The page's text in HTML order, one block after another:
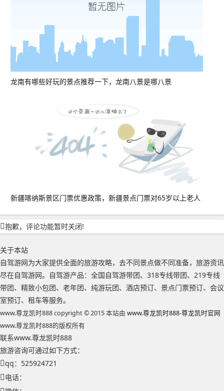
龙南有哪些好玩的景点推荐一下，龙南八景是哪八景
新疆喀纳斯景区门票优惠政策，新疆景点门票对65岁以上老人
抱歉，评论功能暂时关闭!
关于本站
自驾游网为大家提供全面的旅游攻略，去不同景点做不同准备，旅游资讯
尽在自驾游网。自驾游产品：全国自驾游带团、318专线带团、219专线
带团、精致小包团、老年团、纯游玩团、酒店预订、景点门票预订、会议
室预订、租车等服务。
www.尊龙凯时888 copyright © 2015 本站由 www.尊龙凯时888-尊龙凯时官网
www.尊龙凯时888的版权所有
联系www.尊龙凯时888
旅游咨询可通过如下方式：
qq：525924721
电话：